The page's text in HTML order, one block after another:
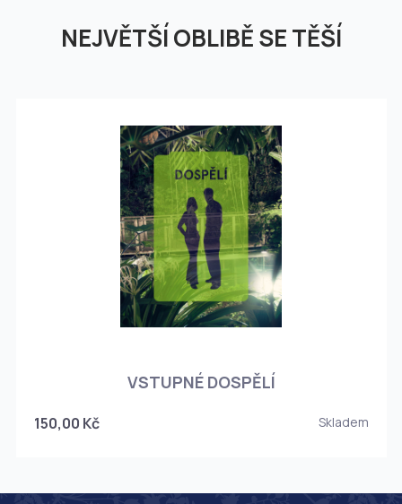
NEJVĚTŠÍ OBLIBĚ SE TĚŠÍ
VSTUPNÉ DOSPĚLÍ
150,00 Kč Skladem